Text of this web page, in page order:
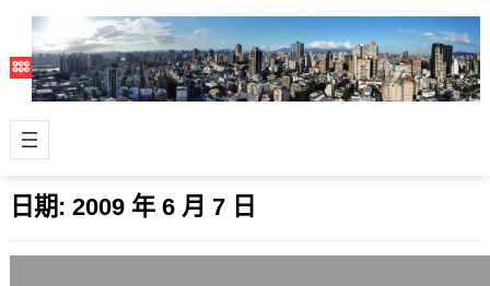
日期: 2009 年 6 月 7 日